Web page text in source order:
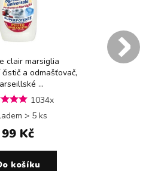
clair marsiglia
a odmašťovač,
...
1034x
> 5 ks
99 Kč
košíku